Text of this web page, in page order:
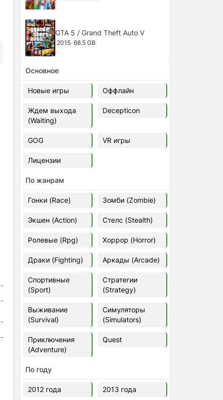
GTA 5 / Grand Theft Auto V
2015 68.5 GB
Ghost of Tsushima: Director's Cut
v.1053.8.1023.1614 [RePack
Decepticon] (2024)
2024
Cyberpunk 2077
49.4 GB
Ghost of Tsushima: Director's Cut
v.1053.9.0623.1807 [Папка
Euro Truck Simulator 2 v.1.60.1.7s
[Папка игры] (2012)
37,77 Гб
Forza Horizon 5 v.688.044
[Папка игры] (2021)
2021
V Rising
2024
Основное
Новые игры Оффлайн
Ждем выхода
(Waiting)
Decepticon
GOG VR игры
Лицензии
По жанрам
Гонки (Race) Зомби (Zombie)
Экшен (Action) Стелс (Stealth)
Ролевые (Rpg) Хоррор (Horror)
Драки (Fighting) Аркады (Arcade)
Спортивные
(Sport)
Стратегии
(Strategy)
Выживание
(Survival)
Симуляторы
(Simulators)
Приключения
(Adventure)
Quest
По году
2012 года 2013 года